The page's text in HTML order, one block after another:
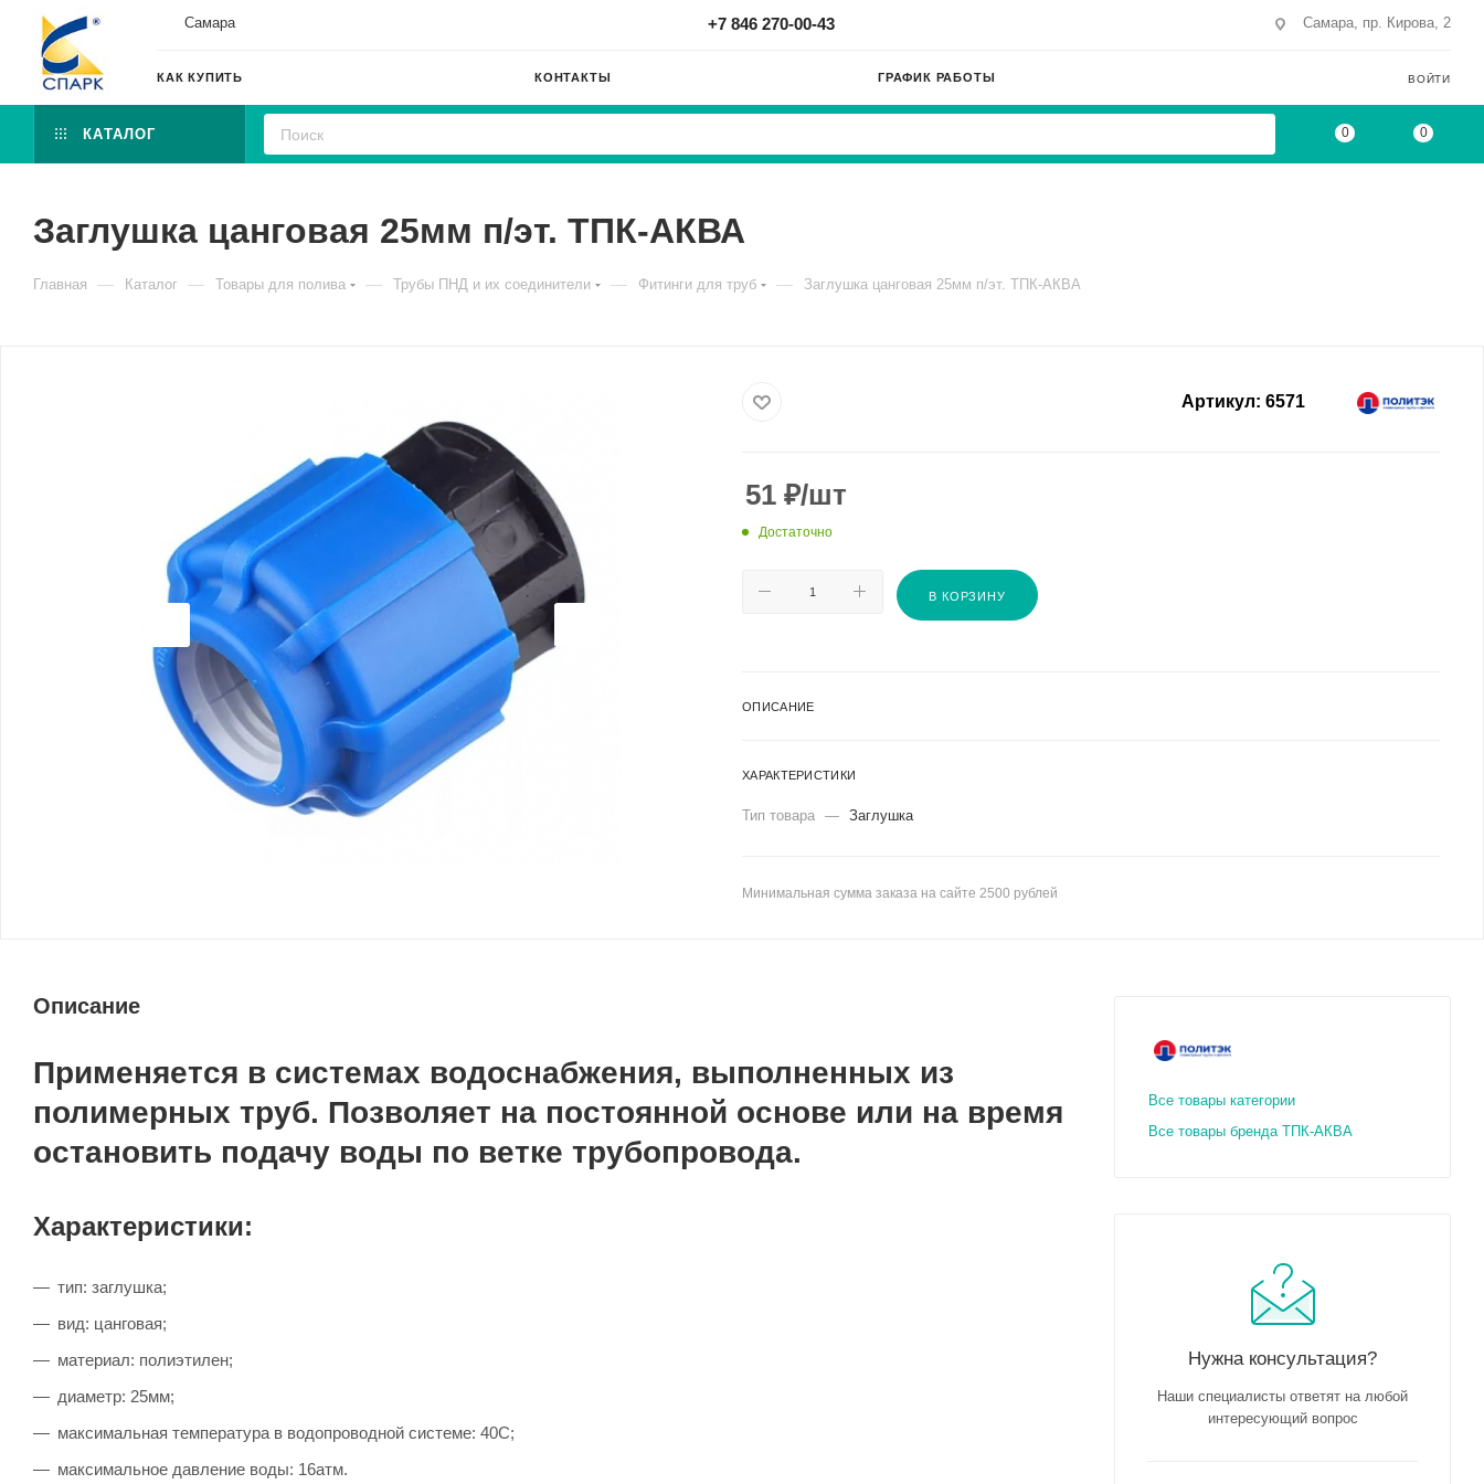
Самара +7 846 270-00-43 Самара, пр. Кирова, 2
КАК КУПИТЬ КОНТАКТЫ ГРАФИК РАБОТЫ ВОЙТИ
КАТАЛОГ 0 0
Заглушка цанговая 25мм п/эт. ТПК-АКВА
Главная — Каталог — Товары для полива — Трубы ПНД и их соединители — Фитинги для труб — Заглушка цанговая 25мм п/эт. ТПК-АКВА
Артикул: 6571
51 ₽/шт
Достаточно
В КОРЗИНУ
ОПИСАНИЕ
ХАРАКТЕРИСТИКИ
Тип товара — Заглушка
Минимальная сумма заказа на сайте 2500 рублей
Описание
Применяется в системах водоснабжения, выполненных из
полимерных труб. Позволяет на постоянной основе или на время
остановить подачу воды по ветке трубопровода.
Характеристики:
тип: заглушка;
вид: цанговая;
материал: полиэтилен;
диаметр: 25мм;
максимальная температура в водопроводной системе: 40С;
максимальное давление воды: 16атм.
Все товары категории
Все товары бренда ТПК-АКВА
Нужна консультация?
Наши специалисты ответят на любой
интересующий вопрос